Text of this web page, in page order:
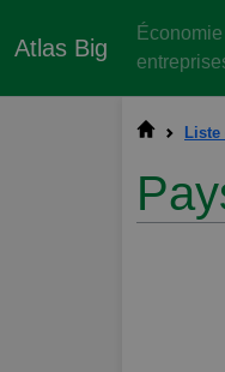
Atlas Big
Liste